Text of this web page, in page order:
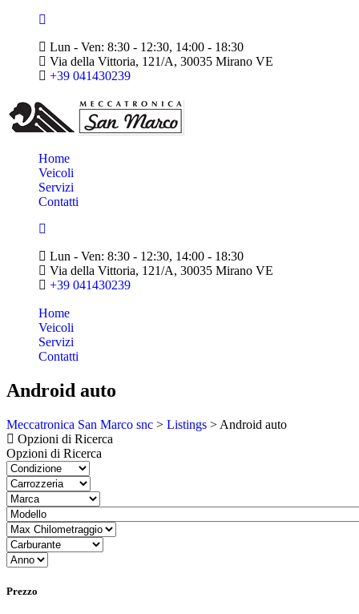
Lun - Ven: 8:30 - 12:30, 14:00 - 18:30
Via della Vittoria, 121/A, 30035 Mirano VE
+39 041430239
Home
Veicoli
Servizi
Contatti
Lun - Ven: 8:30 - 12:30, 14:00 - 18:30
Via della Vittoria, 121/A, 30035 Mirano VE
+39 041430239
Home
Veicoli
Servizi
Contatti
Android auto
Meccatronica San Marco snc > Listings > Android auto
Opzioni di Ricerca
Opzioni di Ricerca
Prezzo